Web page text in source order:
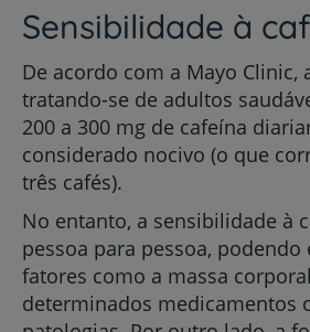
Sensibilidade à
De acordo com a Mayo Clinic,
tratando-se de adultos
200 a 300 mg de cafeína
considerado nocivo (o que
três cafés).
No entanto, a sensibilidade à
pessoa para pessoa, podendo
fatores como a massa
determinados medicamentos